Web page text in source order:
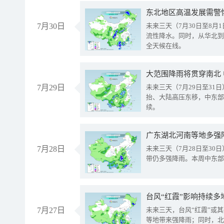
7月30日
东北地区高温发展需
未来三天（7月30日至8月
流性降水。同时，从华北
全天候在线。
7月29日
大范围降雨将贯穿南
未来三天（7月29日至31
抬、大陆高压东移，中东
续。
7月28日
广东湖北河南等地多
未来三天（7月28日至30
带仍多强降雨。本周中东
7月27日
台风“红霞”影响持续
未来三天，台风“红霞”或
等地带来强降雨；同时，